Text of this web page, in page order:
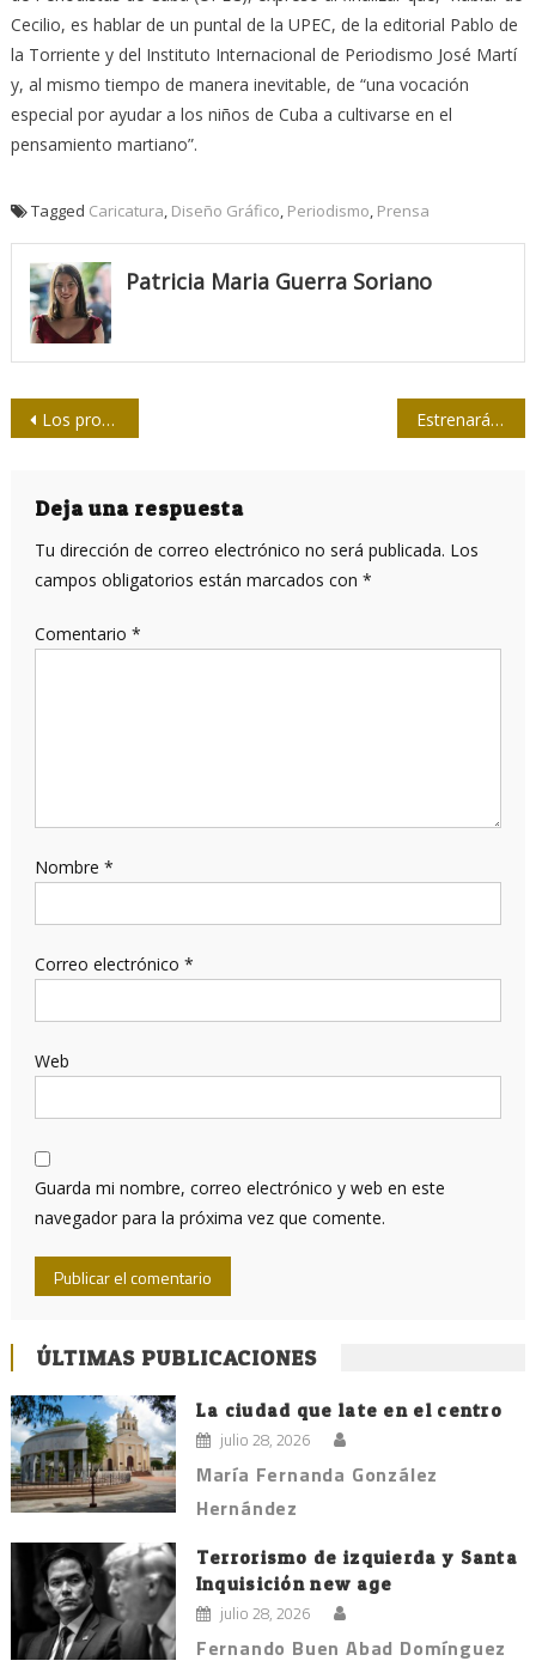
Cecilio, es hablar de un puntal de la UPEC, de la editorial Pablo de
la Torriente y del Instituto Internacional de Periodismo José Martí
y, al mismo tiempo de manera inevitable, de “una vocación
especial por ayudar a los niños de Cuba a cultivarse en el
pensamiento martiano”.
Tagged Caricatura, Diseño Gráfico, Periodismo, Prensa
Patricia Maria Guerra Soriano
Navegación
entradas
Los proxys en el sistema de medios de prensa Estrenarán Colegio Universitario para la formación de periodistas
Deja una respuesta
Tu dirección de correo electrónico no será publicada. Los
campos obligatorios están marcados con *
Comentario *
Nombre *
Correo electrónico *
Web
Guarda mi nombre, correo electrónico y web en este
navegador para la próxima vez que comente.
ÚLTIMAS PUBLICACIONES
La ciudad que late en el centro
julio 28, 2026
María Fernanda González
Hernández
Terrorismo de izquierda y Santa
Inquisición new age
julio 28, 2026
Fernando Buen Abad Domínguez